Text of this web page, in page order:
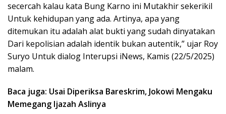
secercah kalau kata Bung Karno ini Mutakhir sekerikil
Untuk kehidupan yang ada. Artinya, apa yang
ditemukan itu adalah alat bukti yang sudah dinyatakan
Dari kepolisian adalah identik bukan autentik,” ujar Roy
Suryo Untuk dialog Interupsi iNews, Kamis (22/5/2025)
malam.
Baca juga: Usai Diperiksa Bareskrim, Jokowi Mengaku
Memegang Ijazah Aslinya